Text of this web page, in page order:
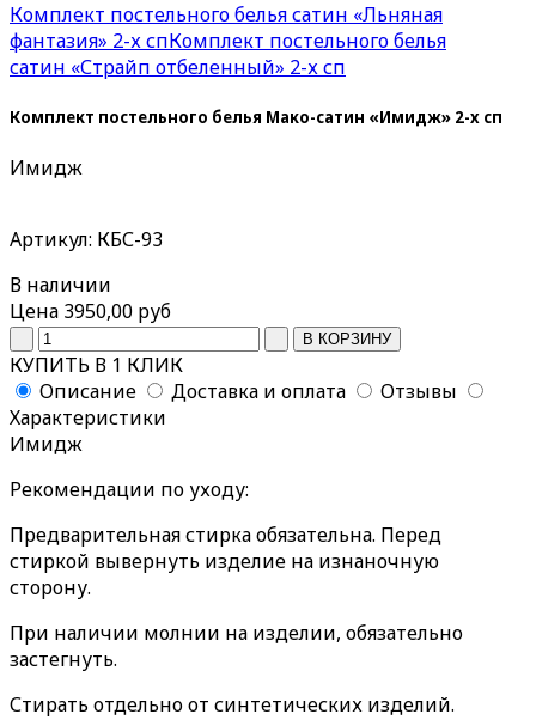
Комплект постельного белья сатин «Льняная
фантазия» 2-х спКомплект постельного белья
сатин «Страйп отбеленный» 2-х сп
Комплект постельного белья Мако-сатин «Имидж» 2-х сп
Имидж
Артикул: КБС-93
В наличии
Цена 3950,00 руб
КУПИТЬ В 1 КЛИК
Описание
Доставка и оплата
Отзывы
Характеристики
Имидж
Рекомендации по уходу:
Предварительная стирка обязательна. Перед
стиркой вывернуть изделие на изнаночную
сторону.
При наличии молнии на изделии, обязательно
застегнуть.
Стирать отдельно от синтетических изделий.